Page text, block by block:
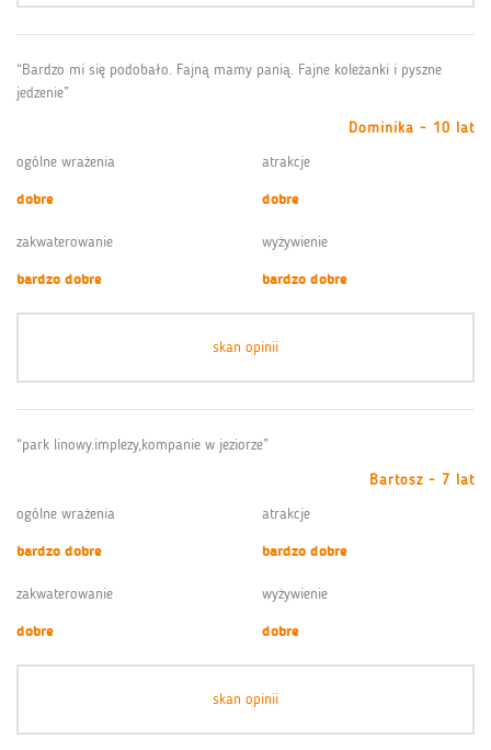
“Bardzo mi się podobało. Fajną mamy panią. Fajne koleżanki i pyszne
jedzenie”
Dominika - 10 lat
ogólne wrażenia
dobre
atrakcje
dobre
zakwaterowanie
bardzo dobre
wyżywienie
bardzo dobre
skan opinii
“park linowy.implezy,kompanie w jeziorze”
Bartosz - 7 lat
ogólne wrażenia
bardzo dobre
atrakcje
bardzo dobre
zakwaterowanie
dobre
wyżywienie
dobre
skan opinii